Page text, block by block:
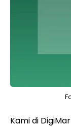
Kami di